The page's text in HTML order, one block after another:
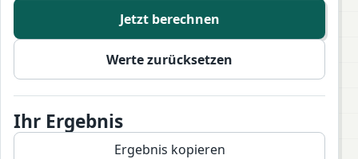
Jetzt berechnen
Werte zurücksetzen
Ihr Ergebnis
Ergebnis kopieren